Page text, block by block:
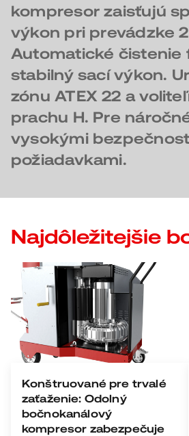
kompresor zaisťujú
výkon pri prevádzke
Automatické čistenie
stabilný sací výkon.
zónu ATEX 22 a
prachu H. Pre
vysokými
požiadavkami.
Najdôležitejšie
Konštruované pre trvalé
zaťaženie: Odolný
bočnokanálový
kompresor zabezpečuje